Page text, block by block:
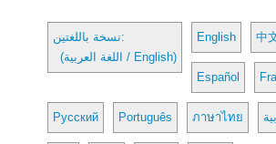
نسخة باللغتين:
(اللغة العربية / English)
English 中
Español
Русский Português ภาษาไทย